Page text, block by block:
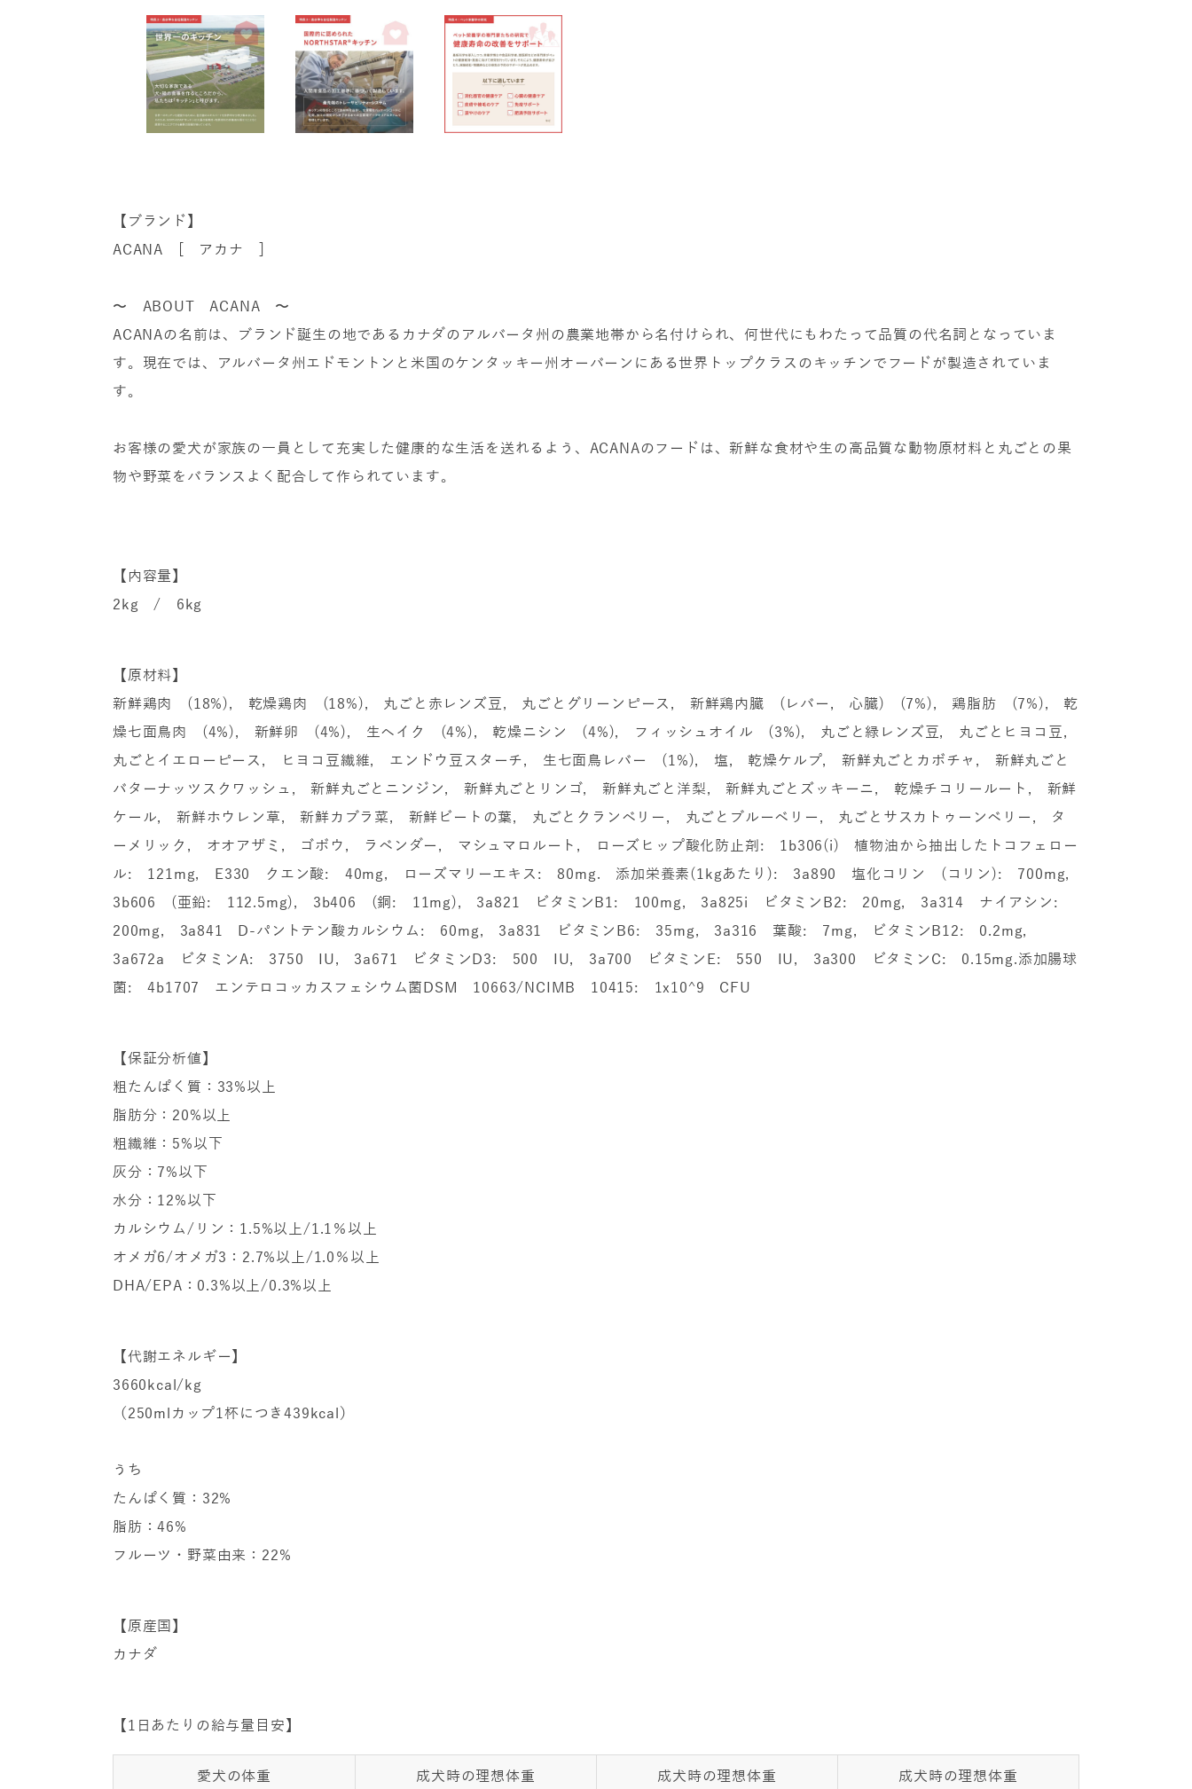
【ブランド】
ACANA [ アカナ ]
〜 ABOUT ACANA 〜
ACANAの名前は、ブランド誕生の地であるカナダのアルバータ州の農業地帯から名付けられ、何世代にもわたって品質の代名詞となっていま
す。現在では、アルバータ州エドモントンと米国のケンタッキー州オーバーンにある世界トップクラスのキッチンでフードが製造されていま
す。
お客様の愛犬が家族の一員として充実した健康的な生活を送れるよう、ACANAのフードは、新鮮な食材や生の高品質な動物原材料と丸ごとの果
物や野菜をバランスよく配合して作られています。
【内容量】
2kg / 6kg
【原材料】
新鮮鶏肉 (18%), 乾燥鶏肉 (18%), 丸ごと赤レンズ豆, 丸ごとグリーンピース, 新鮮鶏内臓 (レバー, 心臓) (7%), 鶏脂肪 (7%), 乾
燥七面鳥肉 (4%), 新鮮卵 (4%), 生ヘイク (4%), 乾燥ニシン (4%), フィッシュオイル (3%), 丸ごと緑レンズ豆, 丸ごとヒヨコ豆,
丸ごとイエローピース, ヒヨコ豆繊維, エンドウ豆スターチ, 生七面鳥レバー (1%), 塩, 乾燥ケルプ, 新鮮丸ごとカボチャ, 新鮮丸ごと
バターナッツスクワッシュ, 新鮮丸ごとニンジン, 新鮮丸ごとリンゴ, 新鮮丸ごと洋梨, 新鮮丸ごとズッキーニ, 乾燥チコリールート, 新鮮
ケール, 新鮮ホウレン草, 新鮮カブラ菜, 新鮮ビートの葉, 丸ごとクランベリー, 丸ごとブルーベリー, 丸ごとサスカトゥーンベリー, タ
ーメリック, オオアザミ, ゴボウ, ラベンダー, マシュマロルート, ローズヒップ酸化防止剤: 1b306(i) 植物油から抽出したトコフェロー
ル: 121mg, E330 クエン酸: 40mg, ローズマリーエキス: 80mg. 添加栄養素(1kgあたり): 3a890 塩化コリン (コリン): 700mg,
3b606 (亜鉛: 112.5mg), 3b406 (銅: 11mg), 3a821 ビタミンB1: 100mg, 3a825i ビタミンB2: 20mg, 3a314 ナイアシン:
200mg, 3a841 D-パントテン酸カルシウム: 60mg, 3a831 ビタミンB6: 35mg, 3a316 葉酸: 7mg, ビタミンB12: 0.2mg,
3a672a ビタミンA: 3750 IU, 3a671 ビタミンD3: 500 IU, 3a700 ビタミンE: 550 IU, 3a300 ビタミンC: 0.15mg.添加腸球
菌: 4b1707 エンテロコッカスフェシウム菌DSM 10663/NCIMB 10415: 1x10^9 CFU
【保証分析値】
粗たんぱく質：33%以上
脂肪分：20%以上
粗繊維：5%以下
灰分：7%以下
水分：12%以下
カルシウム/リン：1.5%以上/1.1％以上
オメガ6/オメガ3：2.7%以上/1.0％以上
DHA/EPA：0.3%以上/0.3%以上
【代謝エネルギー】
3660kcal/kg
（250mlカップ1杯につき439kcal）
うち
たんぱく質：32%
脂肪：46%
フルーツ・野菜由来：22%
【原産国】
カナダ
【1日あたりの給与量目安】
愛犬の体重 成犬時の理想体重 成犬時の理想体重 成犬時の理想体重